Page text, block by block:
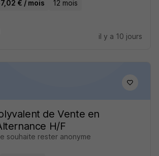
€ / mois 12 mois
il y a 10 jours
de Vente en
H/F
souhaite rester anonyme